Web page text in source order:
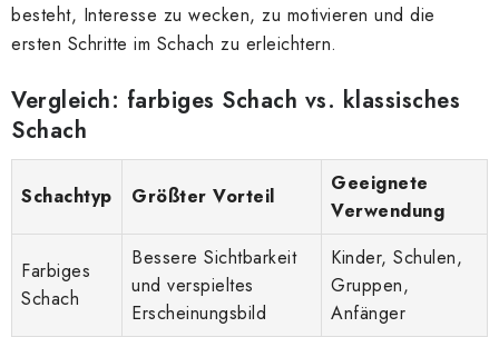
besteht, Interesse zu wecken, zu motivieren und die
ersten Schritte im Schach zu erleichtern.
Vergleich: farbiges Schach vs. klassisches
Schach
Schachtyp Größter Vorteil
Geeignete
Verwendung
Farbiges
Schach
Bessere Sichtbarkeit
und verspieltes
Erscheinungsbild
Kinder, Schulen,
Gruppen,
Anfänger